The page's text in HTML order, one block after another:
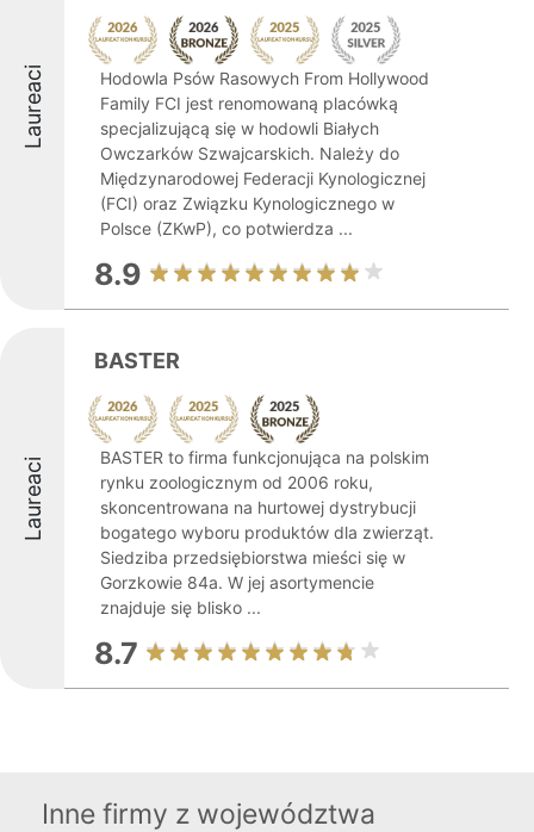
Laureaci
Hodowla Psów Rasowych From Hollywood
Family FCI jest renomowaną placówką
specjalizującą się w hodowli Białych
Owczarków Szwajcarskich. Należy do
Międzynarodowej Federacji Kynologicznej
(FCI) oraz Związku Kynologicznego w
Polsce (ZKwP), co potwierdza ...
8.9
Laureaci
BASTER
BASTER to firma funkcjonująca na polskim
rynku zoologicznym od 2006 roku,
skoncentrowana na hurtowej dystrybucji
bogatego wyboru produktów dla zwierząt.
Siedziba przedsiębiorstwa mieści się w
Gorzkowie 84a. W jej asortymencie
znajduje się blisko ...
8.7
Inne firmy z województwa